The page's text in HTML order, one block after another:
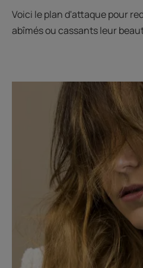
Voici le plan d'attaque pour
abîmés ou cassants leur